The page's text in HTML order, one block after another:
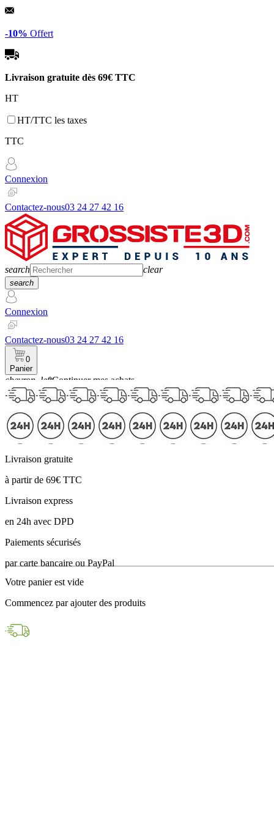
Panneau de gestion des cookies
-10% Offert
Livraison gratuite dès 69€ TTC
HT
HT/TTC les taxes
TTC
Connexion
Contactez-nous03 24 27 42 16
search clear
search
Connexion
Contactez-nous03 24 27 42 16
0
Panier
chevron_leftContinuer mes achats
Panier
Livraison gratuite
à partir de 69€ TTC
Livraison express
en 24h avec DPD
Paiements sécurisés
par carte bancaire ou PayPal
Votre panier est vide
Commencez par ajouter des produits